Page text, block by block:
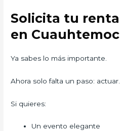
Solicita tu renta
en
Ya sabes lo más importante.
Ahora solo falta un paso: actuar.
Si quieres:
Un evento elegante